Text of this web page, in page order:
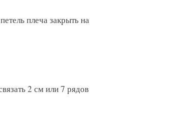
плеча закрыть на
2 см или 7 рядов